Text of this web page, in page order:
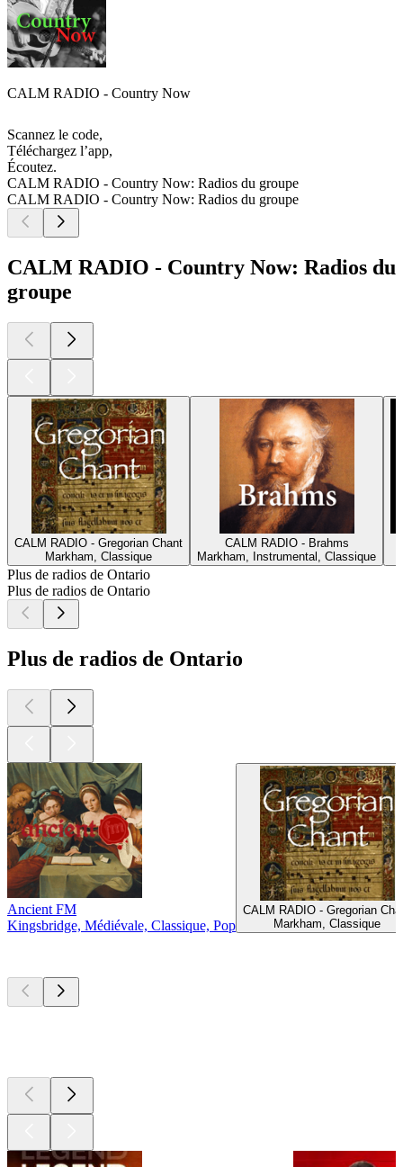
CALM RADIO - Country Now
Scannez le code,
Téléchargez l’app,
Écoutez.
CALM RADIO - Country Now: Radios du groupe
CALM RADIO - Country Now: Radios du groupe
CALM RADIO - Country Now: Radios du
groupe
CALM RADIO - Gregorian Chant
Markham, Classique
CALM RADIO - Brahms
Markham, Instrumental, Classique
Plus de radios de Ontario
Plus de radios de Ontario
Plus de radios de Ontario
Ancient FM
Kingsbridge, Médiévale, Classique, Pop
CALM RADIO - Gregorian
Markham, Classique